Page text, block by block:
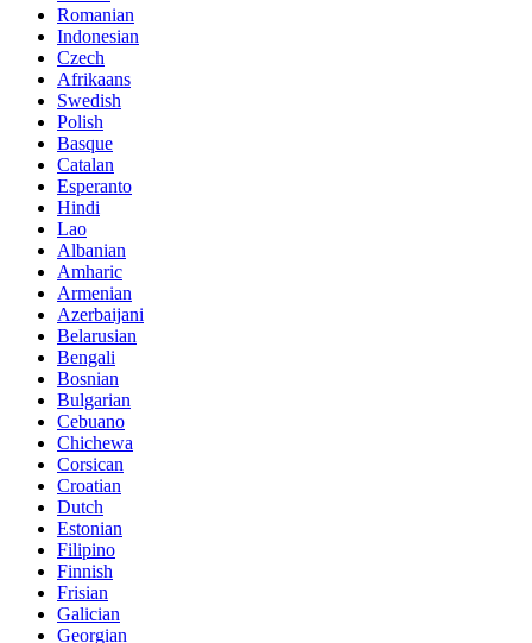
Romanian
Indonesian
Czech
Afrikaans
Swedish
Polish
Basque
Catalan
Esperanto
Hindi
Lao
Albanian
Amharic
Armenian
Azerbaijani
Belarusian
Bengali
Bosnian
Bulgarian
Cebuano
Chichewa
Corsican
Croatian
Dutch
Estonian
Filipino
Finnish
Frisian
Galician
Georgian